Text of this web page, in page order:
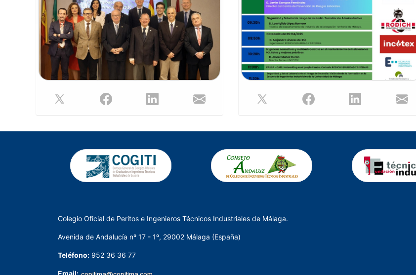
La nueva legislatura estará integrada por los
mismos miembros que formaban parte de la Junta
de Gobierno anterior, quienes continúan así con su
labor al frente del Colegio, dando continuidad a los
proyectos e iniciativas desarrollados durante el
mandato precedente.
Desde el Colegio queremos felicitar a todos los
mayores éxitos en el desarrollo de su gestión
fortalecimiento y crecimiento de nuestra institución.
El objetivo será dar a conocer las novedades
legislativas en materia de protección contra
incendios, especialmente las derivadas del RD
164/2025 que actualiza el Reglamento de
Seguridad Contra Incendios en los
Establecimientos Industriales, así como las
obligaciones del RD 513/2017 y los requisitos
instaladoras y mantenedoras, abordando además
PCI y los requisitos constructivos en
técnica y práctica para profesionales de la
prevención y la seguridad.
Para más información e inscripción descarga el
Colegio Oficial de Peritos e Ingenieros Técnicos Industriales de Málaga.
Avenida de Andalucía nº 17 - 1º, 29002 Málaga (España)
Teléfono: 952 36 36 77
Email: